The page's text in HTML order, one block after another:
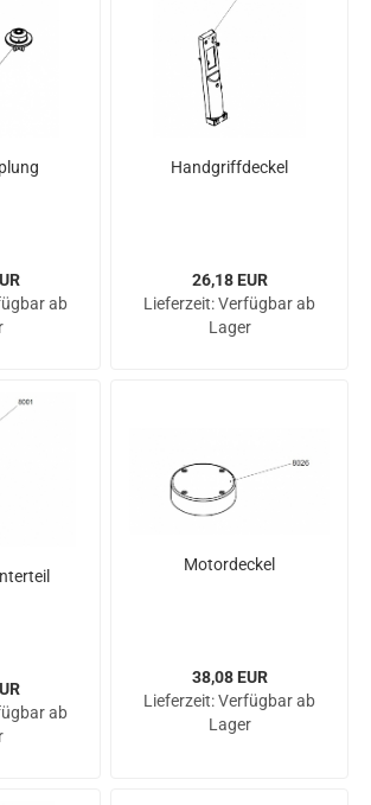
ab
Hand­griff­de­ckel
26,18 EUR
Lieferzeit:Verfügbar ab
Lager
ab
Mo­t­or­de­ckel
38,08 EUR
Lieferzeit:Verfügbar ab
Lager